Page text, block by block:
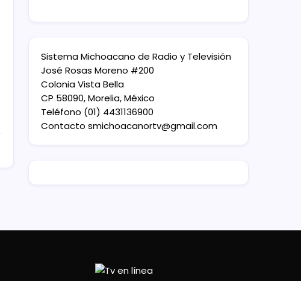
Sistema Michoacano de Radio y Televisión
José Rosas Moreno #200
Colonia Vista Bella
CP 58090, Morelia, México
Teléfono (01) 4431136900
Contacto smichoacanortv@gmail.com